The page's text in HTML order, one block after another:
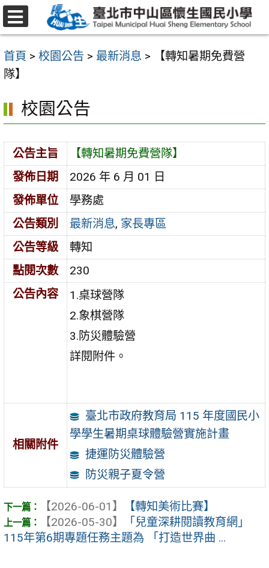
跳
至
要
內
區
首頁 > 校園公告 > 最新消息 >
【轉知暑期免費營
隊】
校園公告
公告主旨
【轉知暑期免費營隊】
發佈日期
2026 年 6 月 01 日
發佈單位
學務處
公告類別
最新消息, 家長專區
公告等級
轉知
點閱次數
230
公告內容
1.桌球營隊
2.象棋營隊
3.防災體驗營
詳閱附件。
相關附件
臺北市政府教育局 115 年度國民小
學學生暑期桌球體驗營實施計畫
捷運防災體驗營
防災親子夏令營
【2026-06-01】
【轉知美術比賽】
【2026-05-30】
「兒童深耕閱讀教育網」
115年第6期專題任務主題為 「打造世界曲 ...
選
單